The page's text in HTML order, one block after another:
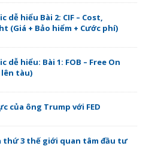
hiểu Bài 2: CIF – Cost,
(Giá + Bảo hiểm + Cước phí)
hiểu: Bài 1: FOB – Free On
lên tàu)
của ông Trump với FED
thứ 3 thế giới quan tâm đầu tư